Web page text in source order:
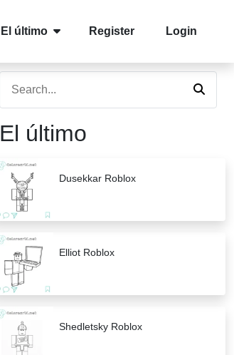
El último Register Login
El último
Dusekkar Roblox
Elliot Roblox
Shedletsky Roblox